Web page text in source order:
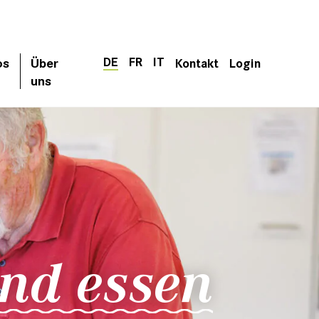
Über
uns
DE FR IT Kontakt Login
essen